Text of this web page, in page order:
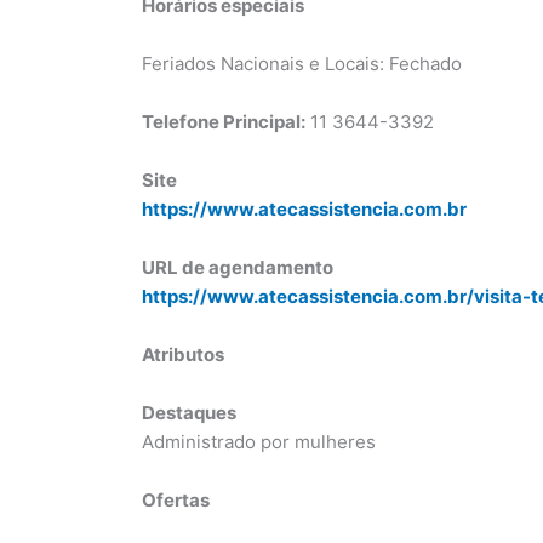
Horários especiais
Feriados Nacionais e Locais: Fechado
Telefone Principal: 11 3644-3392
Site
https://www.atecassistencia.com.br
URL de agendamento
https://www.atecassistencia.com.br/visita-
Atributos
Destaques
Administrado por mulheres
Ofertas